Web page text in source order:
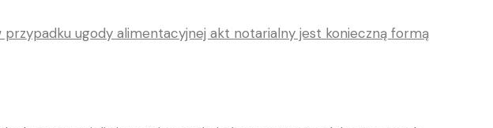
ugody alimentacyjnej akt notarialny jest konieczną formą